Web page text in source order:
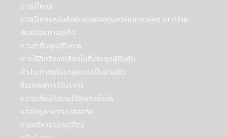
ปฏิบัติตามกฎหมาย กระบวนการทางกฎหมาย
หรือกฎข้อบังคับ เพื่อสนับสนุนการตรวจสอบ
การปฏิบัติตาม และหน้าที่การกำกับดูแลกิจการ
• หน่วยงานบังคับใช้กฎหมาย หน่วยงานที่
มีหน้าที่กำกับดูแล เจ้าหน้าที่ของรัฐ หรือบุคคล
ภายนอกอื่นๆ ที่มีความเกี่ยวข้องกับหมายเรียก
คำสั่งศาล หรือกระบวนการหรือข้อกำหนดทาง
กฎหมายอื่นๆ ภายใต้กฎหมายหรือกฎข้อบังคับ
หรือกฎหมายและกฎข้อบังคับของเขตอำนาจ
ศาลอื่นที่ใช้บังคับกับบริษัทจัดการหรือบริษัทใน
กลุ่มของบริษัทจัดการ ในกรณีที่บริษัทฯต้องทำ
เช่นนั้นเพื่อให้สอดคล้องกับกฎหมายดังกล่าว
ดาวน์โหลด
ดาวน์โหลดหนังสือรับรองกองทุนภาษีและภาษีหัก ณ ที่จ่าย
พันธมิตรทางธุรกิจ
การกำกับดูแลกิจการ
การใช้สิทธิออกเสียงในที่ประชุมผู้ถือหุ้น
คำประกาศนโยบายความเป็นส่วนตัว
ข้อตกลงการใช้บริการ
ความเสี่ยงในการใช้อินเทอร์เน็ต
แจ้งปัญหาความปลอดภัย
การบริหารความเสี่ยง